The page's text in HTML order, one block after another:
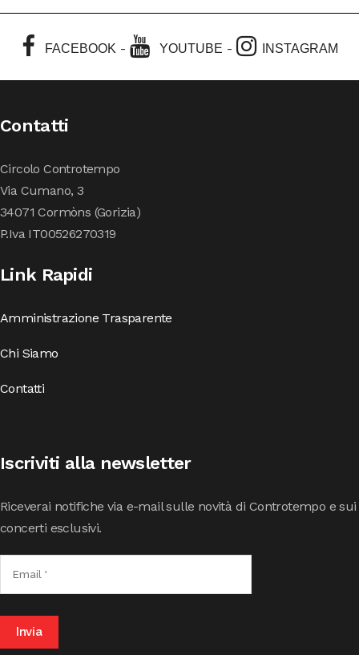
FACEBOOK - YOUTUBE - INSTAGRAM
Contatti
Circolo Controtempo
Via Cumano, 3
34071 Cormòns (Gorizia)
P.Iva IT00526270319
Link Rapidi
Amministrazione Trasparente
Chi Siamo
Contatti
Iscriviti alla newsletter
Riceverai notifiche via e-mail sulle novità di Controtempo e sui
concerti esclusivi.